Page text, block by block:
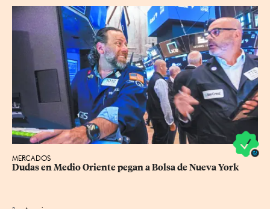
MERCADOS
Dudas en Medio Oriente pegan a Bolsa de Nueva York